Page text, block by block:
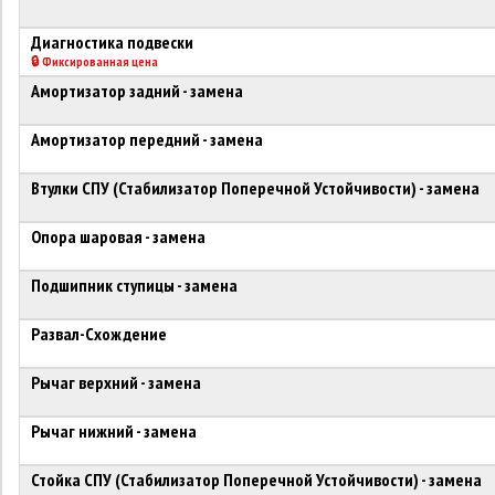
Диагностика подвески
🔒 Фиксированная цена
Амортизатор задний - замена
Амортизатор передний - замена
Втулки СПУ (Стабилизатор Поперечной Устойчивости) - замена
Опора шаровая - замена
Подшипник ступицы - замена
Развал-Схождение
Рычаг верхний - замена
Рычаг нижний - замена
Стойка СПУ (Стабилизатор Поперечной Устойчивости) - замена